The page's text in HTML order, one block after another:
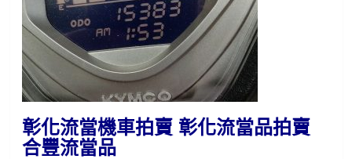
彰化流當機車拍賣 彰化流當品拍賣
合豐流當品